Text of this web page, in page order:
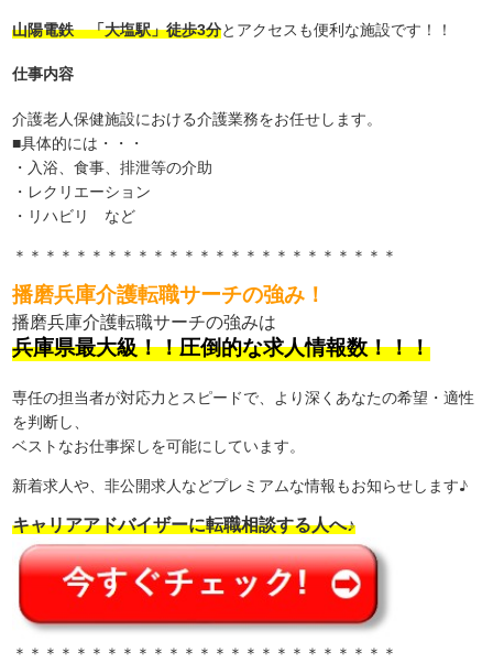
山陽電鉄 「大塩駅」徒歩3分とアクセスも便利な施設です！！
仕事内容
介護老人保健施設における介護業務をお任せします。
■具体的には・・・
・入浴、食事、排泄等の介助
・レクリエーション
・リハビリ など
＊＊＊＊＊＊＊＊＊＊＊＊＊＊＊＊＊＊＊＊＊＊＊＊＊
播磨兵庫介護転職サーチの強み！
播磨兵庫介護転職サーチの強みは
兵庫県最大級！！圧倒的な求人情報数！！！
専任の担当者が対応力とスピードで、より深くあなたの希望・適性
を判断し、
ベストなお仕事探しを可能にしています。
新着求人や、非公開求人などプレミアムな情報もお知らせします♪
キャリアアドバイザーに転職相談する人へ♪
＊＊＊＊＊＊＊＊＊＊＊＊＊＊＊＊＊＊＊＊＊＊＊＊＊